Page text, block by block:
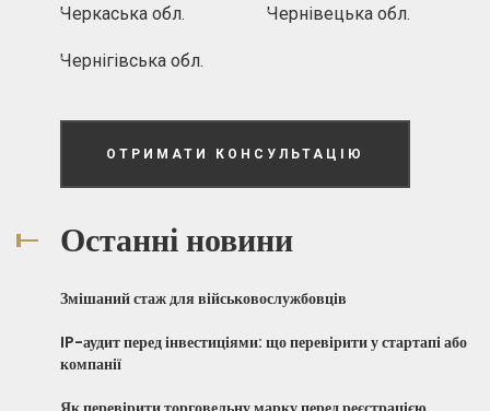
Черкаська обл. Чернівецька обл.
Чернігівська обл.
ОТРИМАТИ КОНСУЛЬТАЦІЮ
Останні новини
Змішаний стаж для військовослужбовців
IP-аудит перед інвестиціями: що перевірити у стартапі або
компанії